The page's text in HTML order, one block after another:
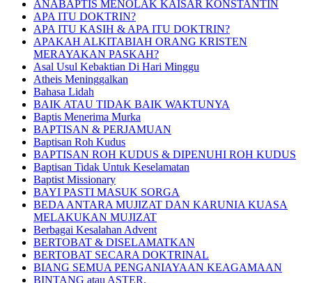
ANABAPTIS MENOLAK KAISAR KONSTANTIN
APA ITU DOKTRIN?
APA ITU KASIH & APA ITU DOKTRIN?
APAKAH ALKITABIAH ORANG KRISTEN
MERAYAKAN PASKAH?
Asal Usul Kebaktian Di Hari Minggu
Atheis Meninggalkan
Bahasa Lidah
BAIK ATAU TIDAK BAIK WAKTUNYA
Baptis Menerima Murka
BAPTISAN & PERJAMUAN
Baptisan Roh Kudus
BAPTISAN ROH KUDUS & DIPENUHI ROH KUDUS
Baptisan Tidak Untuk Keselamatan
Baptist Missionary
BAYI PASTI MASUK SORGA
BEDA ANTARA MUJIZAT DAN KARUNIA KUASA
MELAKUKAN MUJIZAT
Berbagai Kesalahan Advent
BERTOBAT & DISELAMATKAN
BERTOBAT SECARA DOKTRINAL
BIANG SEMUA PENGANIAYAAN KEAGAMAAN
BINTANG atau ASTER.